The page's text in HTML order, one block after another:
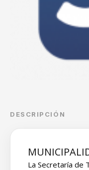
DESCRIPCIÓN
La Secretaría de